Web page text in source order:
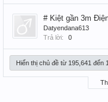
# Kiệt gần 3m
Datyendana613
Trả lời:
0
Hiển thị chủ đề từ 195,641 đến